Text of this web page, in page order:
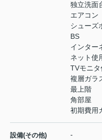
独立洗面
エアコン
シューズ
BS
インター
ネット使
TVモニ
複層ガラ
最上階
角部屋
初期費用
設備(その他) -